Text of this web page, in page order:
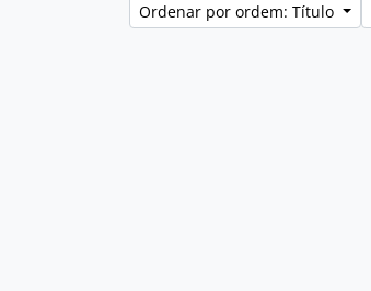
Ordenar por ordem: Título